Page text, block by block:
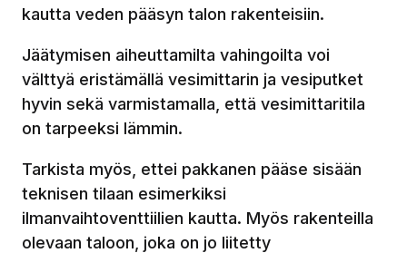
kautta veden pääsyn talon rakenteisiin.
Jäätymisen aiheuttamilta vahingoilta voi
välttyä eristämällä vesimittarin ja vesiputket
hyvin sekä varmistamalla, että vesimittaritila
on tarpeeksi lämmin.
Tarkista myös, ettei pakkanen pääse sisään
teknisen tilaan esimerkiksi
ilmanvaihtoventtiilien kautta. Myös rakenteilla
olevaan taloon, joka on jo liitetty